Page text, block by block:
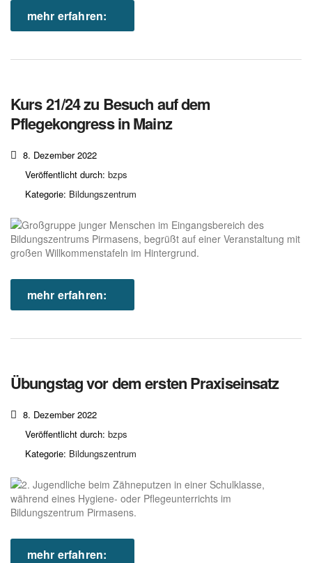
mehr erfahren:
Kurs 21/24 zu Besuch auf dem
Pflegekongress in Mainz
8. Dezember 2022
Veröffentlicht durch: bzps
Kategorie: Bildungszentrum
mehr erfahren:
Übungstag vor dem ersten Praxiseinsatz
8. Dezember 2022
Veröffentlicht durch: bzps
Kategorie: Bildungszentrum
mehr erfahren: